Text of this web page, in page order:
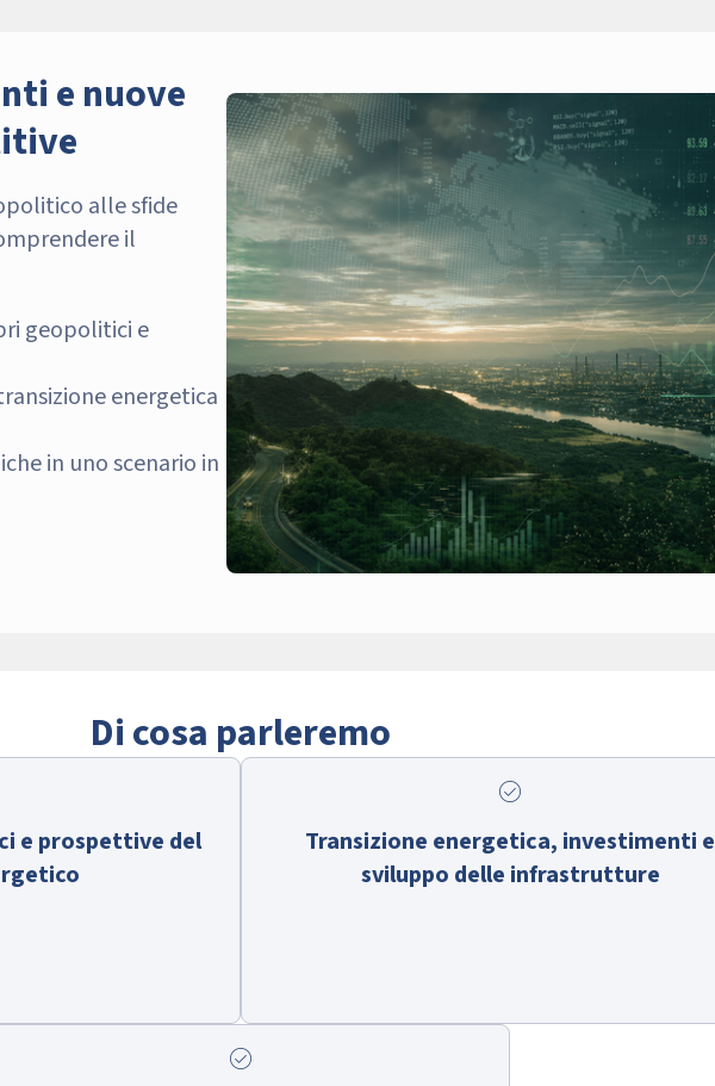
e nuove
alle sfide
il
geopolitici e
energetica
in uno scenario in
Di cosa parleremo
e prospettive del
check_circle
Transizione energetica, investimenti e
sviluppo delle infrastrutture
check_circle